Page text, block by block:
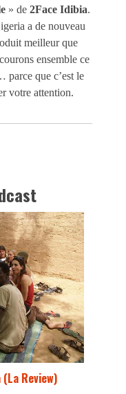
» de 2Face Idibia.
a de nouveau
meilleur que
ensemble ce
parce que c’est le
votre attention.
Review)